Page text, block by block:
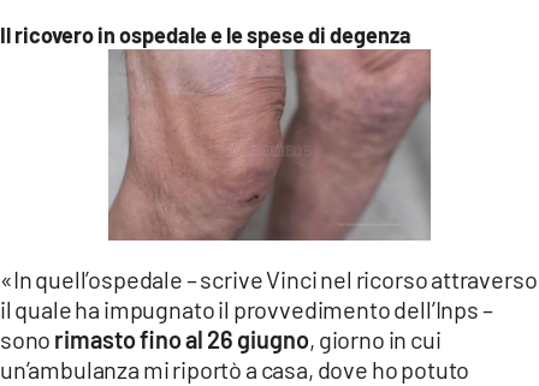
Il ricovero in ospedale e le spese di degenza
«In quell’ospedale – scrive Vinci nel ricorso attraverso
il quale ha impugnato il provvedimento dell’Inps –
sono rimasto fino al 26 giugno, giorno in cui
un’ambulanza mi riportò a casa, dove ho potuto